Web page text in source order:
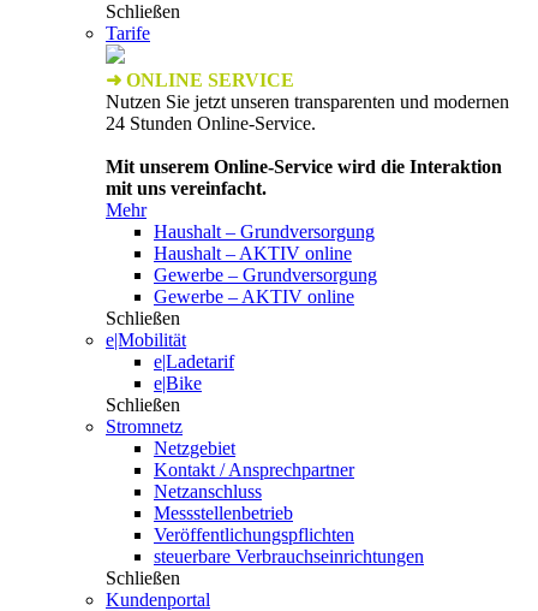
Schließen
Tarife
➜ ONLINE SERVICE
Nutzen Sie jetzt unseren transparenten und modernen
24 Stunden Online-Service.
Mit unserem Online-Service wird die Interaktion
mit uns vereinfacht.
Mehr
Haushalt – Grundversorgung
Haushalt – AKTIV online
Gewerbe – Grundversorgung
Gewerbe – AKTIV online
Schließen
e|Mobilität
e|Ladetarif
e|Bike
Schließen
Stromnetz
Netzgebiet
Kontakt / Ansprechpartner
Netzanschluss
Messstellenbetrieb
Veröffentlichungspflichten
steuerbare Verbrauchseinrichtungen
Schließen
Kundenportal